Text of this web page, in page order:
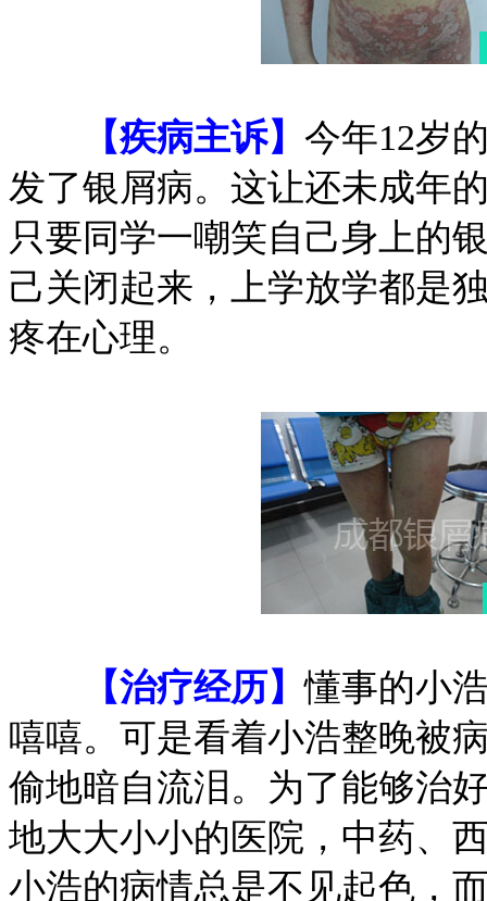
【疾病主诉】 今年12岁
发了银屑病。这让还未成年
只要同学一嘲笑自己身上的
己关闭起来，上学放学都是
疼在心理。
【治疗经历】懂事的小
嘻嘻。可是看着小浩整晚被
偷地暗自流泪。为了能够治
地大大小小的医院，中药、
小浩的病情总是不见起色，